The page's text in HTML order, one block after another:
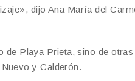
dijo Ana María del
de Playa Prieta, sino de otras
y Calderón.